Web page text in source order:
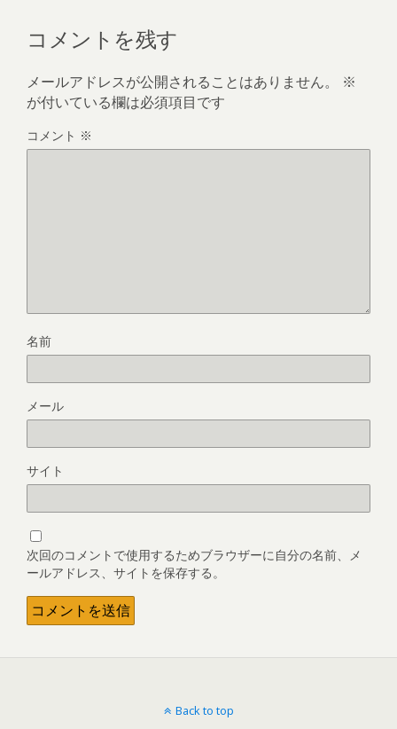
コメントを残す
メールアドレスが公開されることはありません。
※
が付いている欄は必須項目です
コメント ※
名前
メール
サイト
次回のコメントで使用するためブラウザーに自分の名前、メ
ールアドレス、サイトを保存する。
Back to top